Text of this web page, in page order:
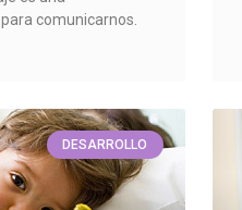
comunicarnos.
DESARROLLO